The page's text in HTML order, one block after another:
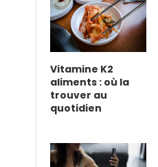
Vitamine K2
aliments : où la
trouver au
quotidien